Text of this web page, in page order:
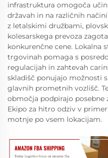
infrastruktura omogoča
državah in na različnih
z letalskimi družbami,
kolesarskega prevoza
konkurenčne cene. Lokalna
trgovinah pomaga s
regulacijah in zahtevah
skladišč ponujajo možnosti
glavnih prometnih vozlišč.
območja podpirajo posebne
Ekipo za hitro odziv v
motnje po vsem lokacijam.